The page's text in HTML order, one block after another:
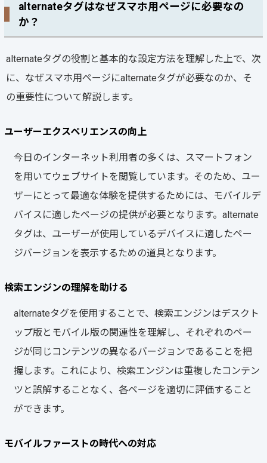
alternateタグはなぜスマホ用ページに必要なの
か？
alternateタグの役割と基本的な設定方法を理解した上で、次
に、なぜスマホ用ページにalternateタグが必要なのか、そ
の重要性について解説します。
ユーザーエクスペリエンスの向上
今日のインターネット利用者の多くは、スマートフォン
を用いてウェブサイトを閲覧しています。そのため、ユー
ザーにとって最適な体験を提供するためには、モバイルデ
バイスに適したページの提供が必要となります。alternate
タグは、ユーザーが使用しているデバイスに適したペー
ジバージョンを表示するための道具となります。
検索エンジンの理解を助ける
alternateタグを使用することで、検索エンジンはデスクト
ップ版とモバイル版の関連性を理解し、それぞれのペー
ジが同じコンテンツの異なるバージョンであることを把
握します。これにより、検索エンジンは重複したコンテン
ツと誤解することなく、各ページを適切に評価すること
ができます。
モバイルファーストの時代への対応